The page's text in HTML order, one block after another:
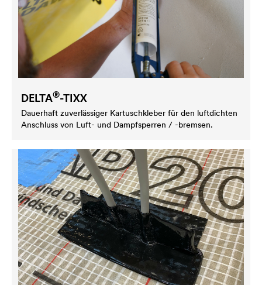
DELTA®-TIXX
Dauerhaft zuverlässiger Kartuschkleber für den luftdichten
Anschluss von Luft- und Dampfsperren / -bremsen.